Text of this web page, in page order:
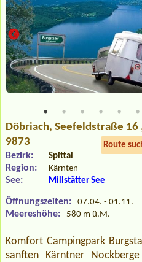
Döbriach, Seefeldstraße 16
9873
Route
Bezirk: Spittal
Region: Kärnten
See: Millstätter See
Öffnungszeiten: 07.04. - 01.11.
Meereshöhe: 580 m ü.M.
Komfort Campingpark
sanften Kärntner